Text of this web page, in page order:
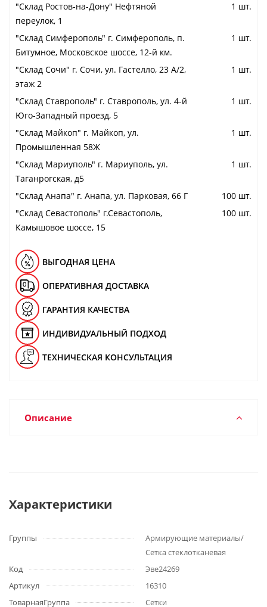
"Cклад Ростов-на-Дону" Нефтяной
переулок, 1
1 шт.
"Cклад Симферополь" г. Симферополь, п.
Битумное, Московское шоссе, 12-й км.
1 шт.
"Cклад Сочи" г. Сочи, ул. Гастелло, 23 А/2,
этаж 2
1 шт.
"Cклад Ставрополь" г. Ставрополь, ул. 4-й
Юго-Западный проезд, 5
1 шт.
"Cклад Майкоп" г. Майкоп, ул.
Промышленная 58Ж
1 шт.
"Cклад Мариуполь" г. Мариуполь, ул.
Таганрогская, д5
1 шт.
"Cклад Анапа" г. Анапа, ул. Парковая, 66 Г
100 шт.
"Cклад Севастополь" г.Севастополь,
Камышовое шоссе, 15
100 шт.
ВЫГОДНАЯ ЦЕНА
ОПЕРАТИВНАЯ ДОСТАВКА
ГАРАНТИЯ КАЧЕСТВА
ИНДИВИДУАЛЬНЫЙ ПОДХОД
ТЕХНИЧЕСКАЯ КОНСУЛЬТАЦИЯ
Описание
Характеристики
Группы
Армирующие материалы/
Сетка стеклотканевая
Код
Эве24269
Артикул
16310
ТоварнаяГруппа
Сетки